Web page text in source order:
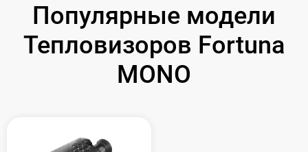
Популярные модели
Тепловизоров Fortuna
MONO